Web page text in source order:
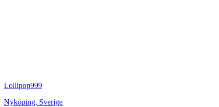
Lollipop999
Nyköping, Sverige